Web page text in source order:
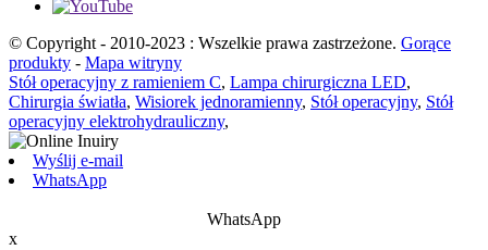
© Copyright - 2010-2023 : Wszelkie prawa zastrzeżone. Gorące
produkty - Mapa witryny
Stół operacyjny z ramieniem C, Lampa chirurgiczna LED,
Chirurgia światła, Wisiorek jednoramienny, Stół operacyjny, Stół
operacyjny elektrohydrauliczny,
Wyślij e-mail
WhatsApp
WhatsApp
x